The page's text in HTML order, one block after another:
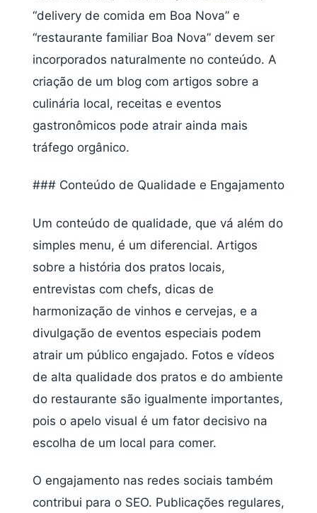
“delivery de comida em Boa Nova” e
“restaurante familiar Boa Nova” devem ser
incorporados naturalmente no conteúdo. A
criação de um blog com artigos sobre a
culinária local, receitas e eventos
gastronômicos pode atrair ainda mais
tráfego orgânico.
### Conteúdo de Qualidade e Engajamento
Um conteúdo de qualidade, que vá além do
simples menu, é um diferencial. Artigos
sobre a história dos pratos locais,
entrevistas com chefs, dicas de
harmonização de vinhos e cervejas, e a
divulgação de eventos especiais podem
atrair um público engajado. Fotos e vídeos
de alta qualidade dos pratos e do ambiente
do restaurante são igualmente importantes,
pois o apelo visual é um fator decisivo na
escolha de um local para comer.
O engajamento nas redes sociais também
contribui para o SEO. Publicações regulares,